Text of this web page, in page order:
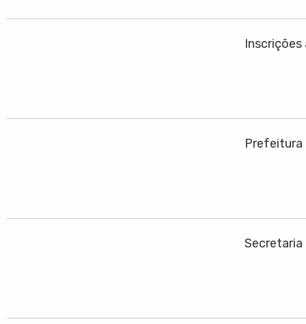
Prefeitura
Secretaria